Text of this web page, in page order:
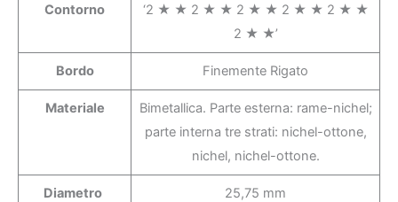
Contorno
‘2 ★ ★ 2 ★ ★ 2 ★ ★ 2 ★ ★ 2 ★ ★
2 ★ ★’
Bordo Finemente Rigato
Materiale
Bimetallica. Parte esterna: rame-nichel;
parte interna tre strati: nichel-ottone,
nichel, nichel-ottone.
Diametro 25,75 mm